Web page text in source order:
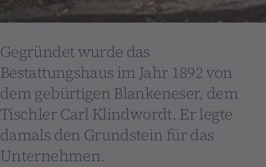
Gegründet wurde das
Bestattungshaus im Jahr 1892 von
dem gebürtigen Blankeneser, dem
Tischler Carl Klindwordt. Er legte
damals den Grundstein für das
Unternehmen.